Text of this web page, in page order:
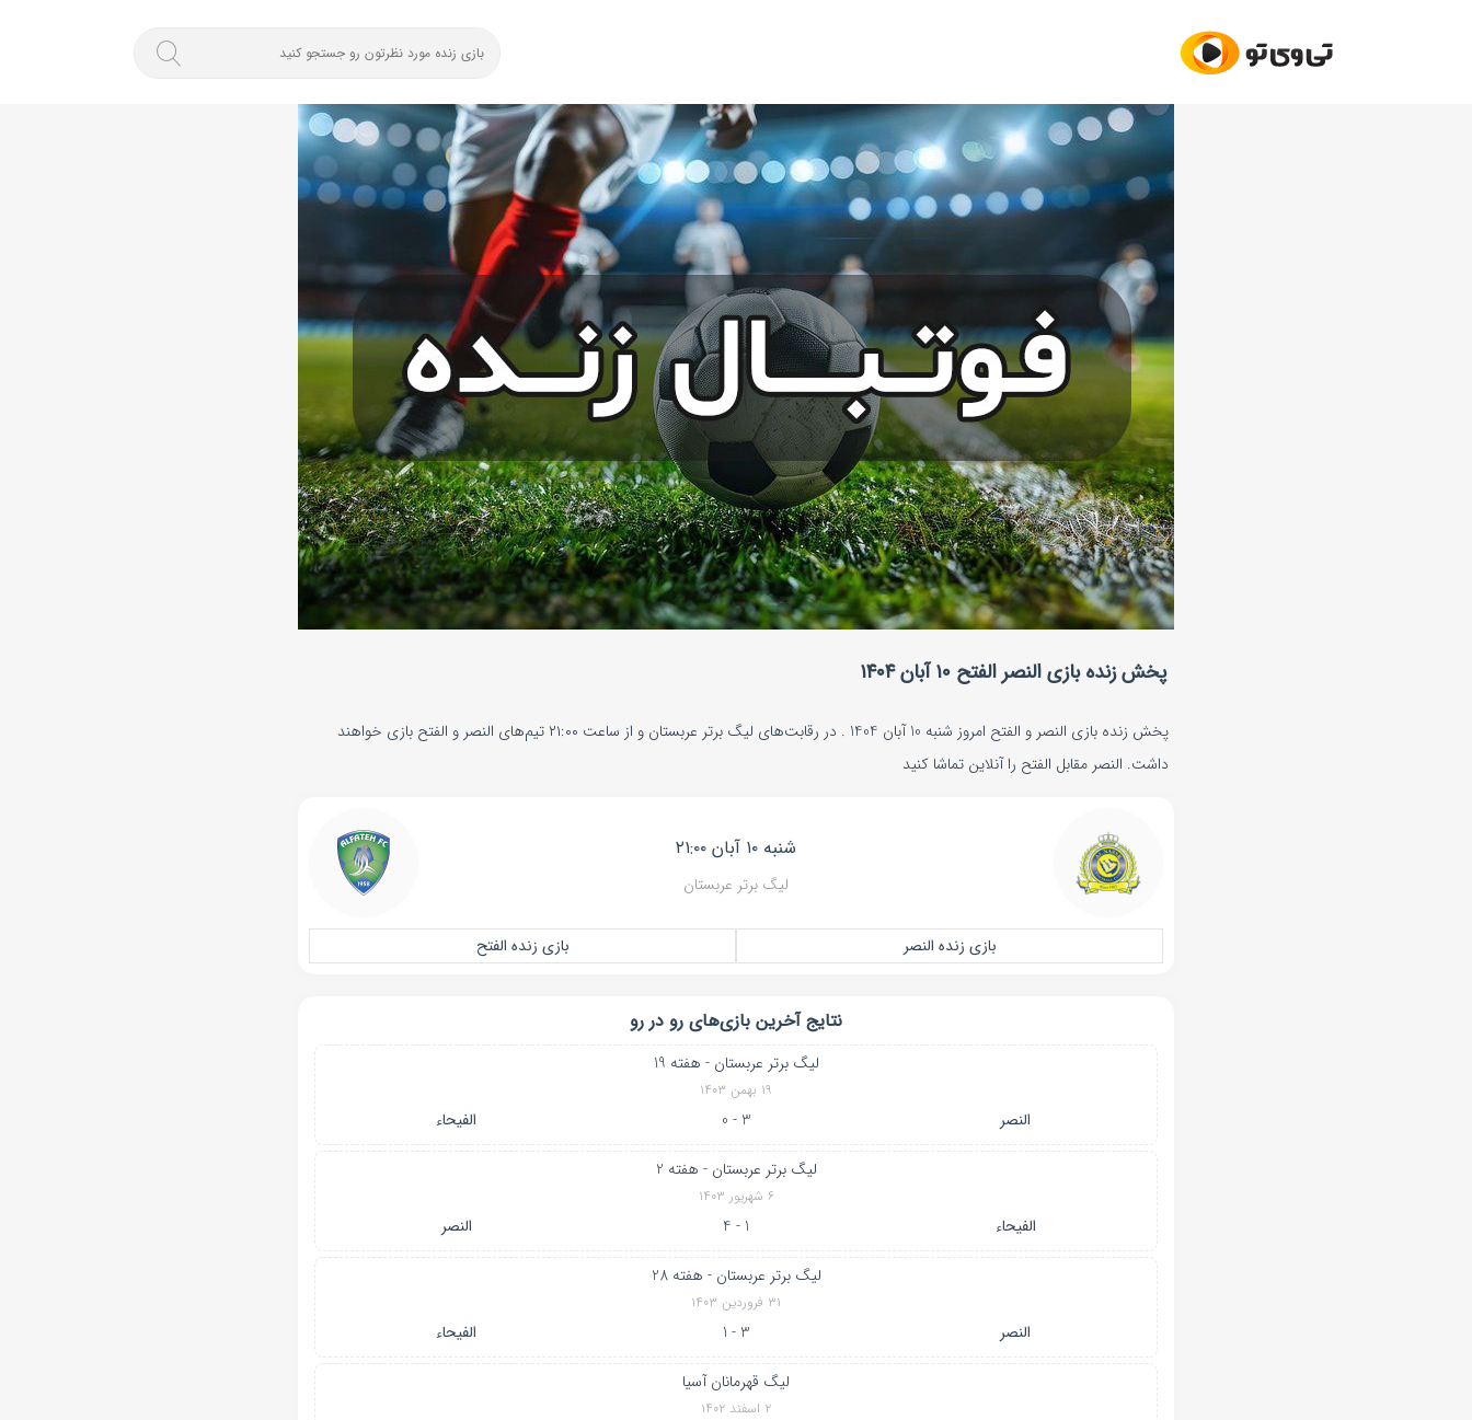
پخش زنده بازی النصر الفتح ۱۰ آبان ۱۴۰۴
پخش زنده بازی النصر و الفتح امروز شنبه 10 آبان 1404 . در رقابت‌های لیگ برتر عربستان و از ساعت ۲۱:۰۰ تیم‌های النصر و الفتح بازی خواهند
داشت. النصر مقابل الفتح را آنلاین تماشا کنید
شنبه ۱۰ آبان ۲۱:۰۰
لیگ برتر عربستان
بازی زنده النصر بازی زنده الفتح
نتایج آخرین بازی‌های رو در رو
لیگ برتر عربستان - هفته 19
۱۹ بهمن ۱۴۰۳
النصر 3 - 0 الفیحاء
لیگ برتر عربستان - هفته 2
۶ شهریور ۱۴۰۳
الفیحاء 1 - 4 النصر
لیگ برتر عربستان - هفته 28
۳۱ فروردین ۱۴۰۳
النصر 3 - 1 الفیحاء
لیگ قهرمانان آسیا
۲ اسفند ۱۴۰۲